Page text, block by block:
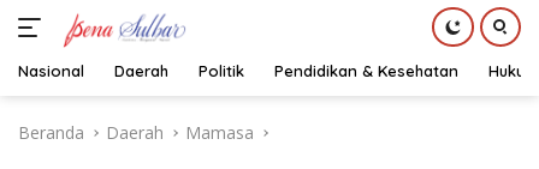
Nasional Daerah Politik Pendidikan & Kesehatan Hukum
Beranda Daerah Mamasa